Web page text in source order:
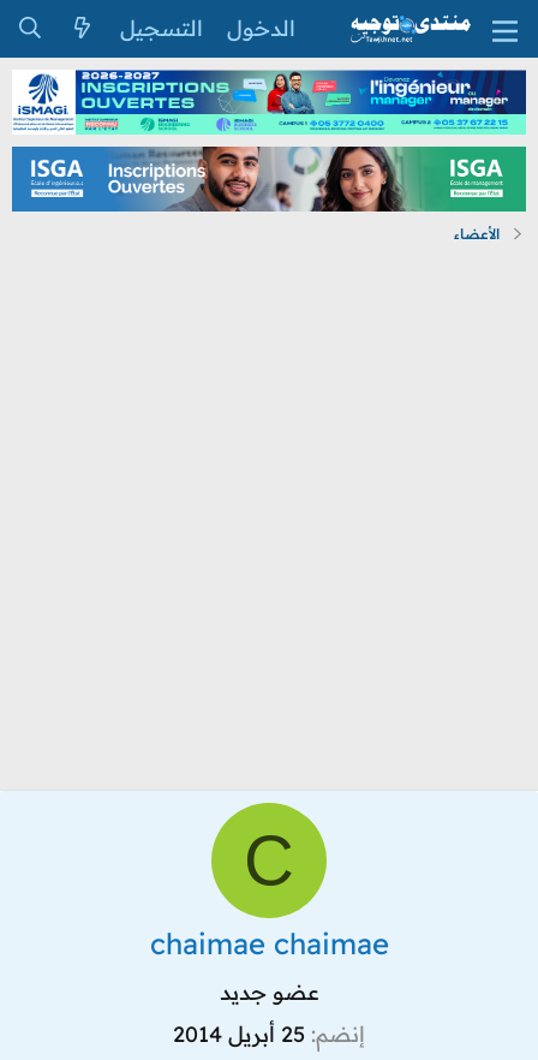
الدخول التسجيل
الأعضاء
C
chaimae chaimae
عضو جديد
إنضم 25 أبريل 2014